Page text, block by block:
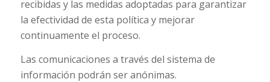
recibidas y las medidas adoptadas para garantizar
la efectividad de esta política y mejorar
continuamente el proceso.
Las comunicaciones a través del sistema de
información podrán ser anónimas.